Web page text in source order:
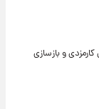
کارمزدی و بازسازی